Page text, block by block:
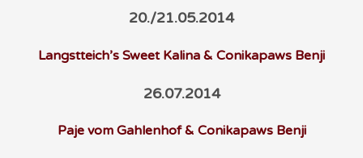
20./21.05.2014
Langstteich’s Sweet Kalina & Conikapaws Benji
26.07.2014
Paje vom Gahlenhof & Conikapaws Benji